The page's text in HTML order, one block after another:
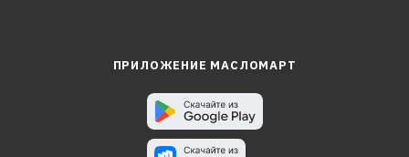
ПРИЛОЖЕНИЕ МАСЛОМАРТ